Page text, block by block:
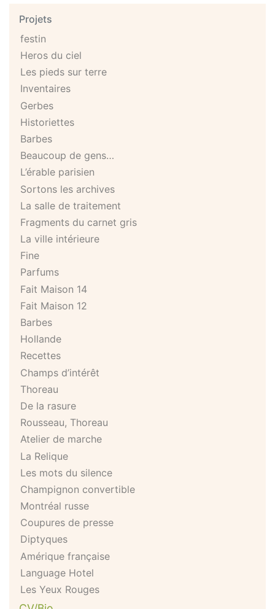
Projets
festin
Heros du ciel
Les pieds sur terre
Inventaires
Gerbes
Historiettes
Barbes
Beaucoup de gens…
L’érable parisien
Sortons les archives
La salle de traitement
Fragments du carnet gris
La ville intérieure
Fine
Parfums
Fait Maison 14
Fait Maison 12
Barbes
Hollande
Recettes
Champs d’intérêt
Thoreau
De la rasure
Rousseau, Thoreau
Atelier de marche
La Relique
Les mots du silence
Champignon convertible
Montréal russe
Coupures de presse
Diptyques
Amérique française
Language Hotel
Les Yeux Rouges